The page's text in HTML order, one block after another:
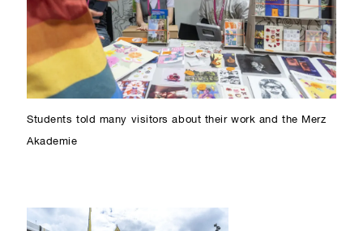
Students told many visitors about their work and the Merz
Akademie